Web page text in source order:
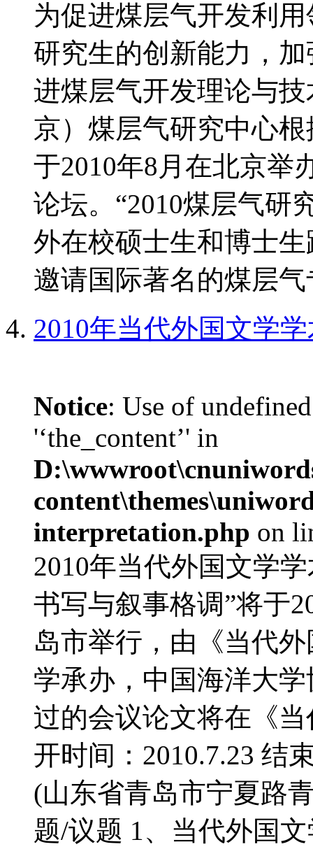
为促进煤层气开发利
研究生的创新能力，
进煤层气开发理论与
京）煤层气研究中心
于2010年8月在北京举
论坛。“2010煤层气研
外在校硕士生和博士
邀请国际著名的煤层
2010年当代外国文学
Notice: Use of
'‘the_content’' in
interpretation.php on
2010年当代外国文学
书写与叙事格调”将于
岛市举行，由《当代
学承办，中国海洋大
过的会议论文将在《
开时间：2010.7.23 结
(山东省青岛市宁夏路
题/议题 1、当代外国文